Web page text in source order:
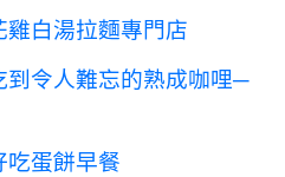
雞白湯拉麵專門店
到令人難忘的熟成咖哩─
吃蛋餅早餐